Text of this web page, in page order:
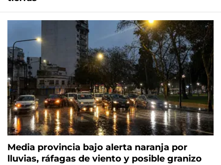
Media provincia bajo alerta naranja por
lluvias, ráfagas de viento y posible granizo